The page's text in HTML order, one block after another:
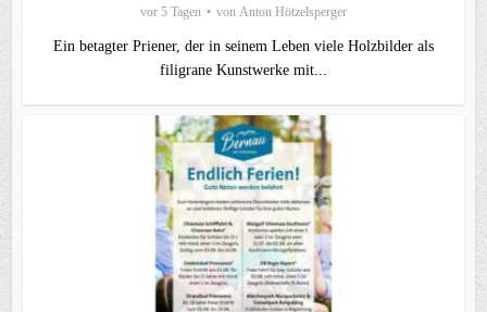
vor 5 Tagen von Anton Hötzelsperger
Ein betagter Priener, der in seinem Leben viele Holzbilder als
filigrane Kunstwerke mit...